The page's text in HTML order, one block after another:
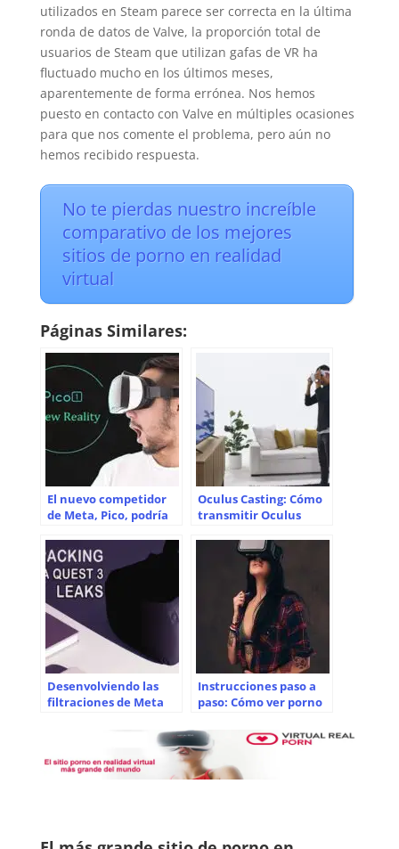
utilizados en Steam parece ser correcta en la última
ronda de datos de Valve, la proporción total de
usuarios de Steam que utilizan gafas de VR ha
fluctuado mucho en los últimos meses,
aparentemente de forma errónea. Nos hemos
puesto en contacto con Valve en múltiples ocasiones
para que nos comente el problema, pero aún no
hemos recibido respuesta.
No te pierdas nuestro increíble
comparativo de los mejores
sitios de porno en realidad
virtual
Páginas Similares:
El nuevo competidor
de Meta, Pico, podría
atención sobre el
mundo de la
pornografía con
realidad virtual
Oculus Casting: Cómo
transmitir Oculus
tu televisor
Desenvolviendo las
filtraciones de Meta
Instrucciones paso a
paso: Cómo ver porno
Quest y Meta Quest 2